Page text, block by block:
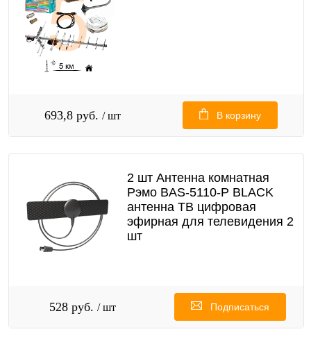
693,8 руб. / шт В корзину
2 шт Антенна комнатная
Рэмо BAS-5110-P BLACK
антенна ТВ цифровая
эфирная для телевидения 2
шт
528 руб. / шт Подписаться